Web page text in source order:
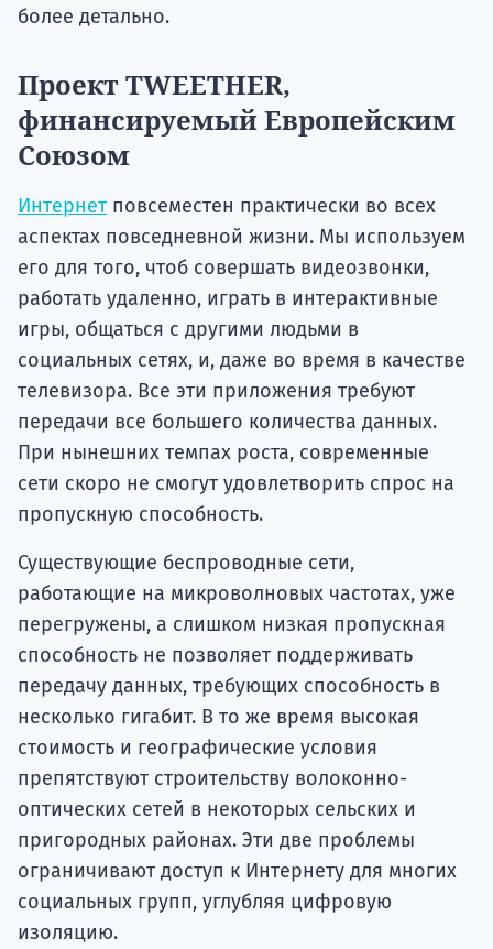
более детально.
Проект TWEETHER,
финансируемый Европейским
Союзом
Интернет повсеместен практически во всех
аспектах повседневной жизни. Мы используем
его для того, чтоб совершать видеозвонки,
работать удаленно, играть в интерактивные
игры, общаться с другими людьми в
социальных сетях, и, даже во время в качестве
телевизора. Все эти приложения требуют
передачи все большего количества данных.
При нынешних темпах роста, современные
сети скоро не смогут удовлетворить спрос на
пропускную способность.
Существующие беспроводные сети,
работающие на микроволновых частотах, уже
перегружены, а слишком низкая пропускная
способность не позволяет поддерживать
передачу данных, требующих способность в
несколько гигабит. В то же время высокая
стоимость и географические условия
препятствуют строительству волоконно-
оптических сетей в некоторых сельских и
пригородных районах. Эти две проблемы
ограничивают доступ к Интернету для многих
социальных групп, углубляя цифровую
изоляцию.